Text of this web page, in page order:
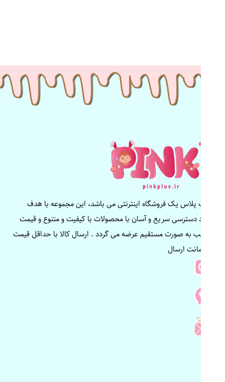
پینک پلاس یک فروشگاه اینترنتی می باشد، این مجموعه با هدف
ایجاد دسترسی سریع و آسان با محصولات با کیفیت و متنوع و قیمت
مناسب به صورت مستقیم عرضه می گردد . ارسال کالا با حداقل قیمت
و ضمانت ارسال